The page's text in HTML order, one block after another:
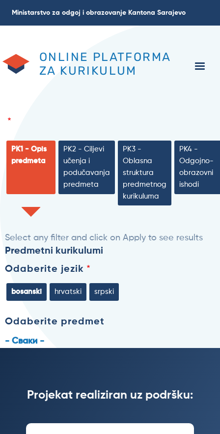
Ministarstvo za odgoj i obrazovanje Kantona Sarajevo
ONLINE PLATFORMA
ZA KURIKULUM
PK1 - Opis
predmeta
PK2 - Ciljevi
učenja i
podučavanja
predmeta
PK3 -
Oblasna
struktura
predmetnog
kurikuluma
PK4 -
Odgojno-
obrazovni
ishodi
Select any filter and click on Apply to see results
Predmetni kurikulumi
Odaberite jezik
bosanski hrvatski srpski
Odaberite predmet
- Сваки -
Projekat realiziran uz podršku: